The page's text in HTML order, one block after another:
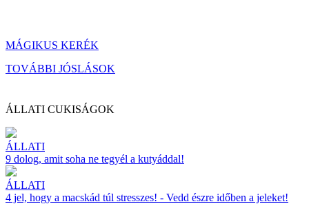
MÁGIKUS KERÉK
TOVÁBBI JÓSLÁSOK
ÁLLATI CUKISÁGOK
ÁLLATI
9 dolog, amit soha ne tegyél a kutyáddal!
ÁLLATI
4 jel, hogy a macskád túl stresszes! - Vedd észre időben a jeleket!